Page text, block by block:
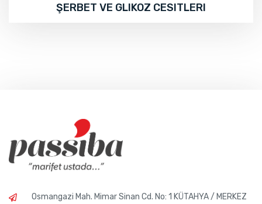
ŞERBET VE GLIKOZ CESITLERI
Osmangazi Mah. Mimar Sinan Cd. No: 1 KÜTAHYA / MERKEZ